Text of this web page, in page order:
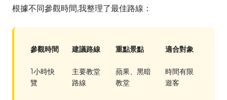
根據不同參觀時間,我整理了最佳路線：
參觀時間 建議路線 重點景點 適合對象
1小時快
覽
主要教堂
路線
蘋果、黑暗
教堂
時間有限
遊客